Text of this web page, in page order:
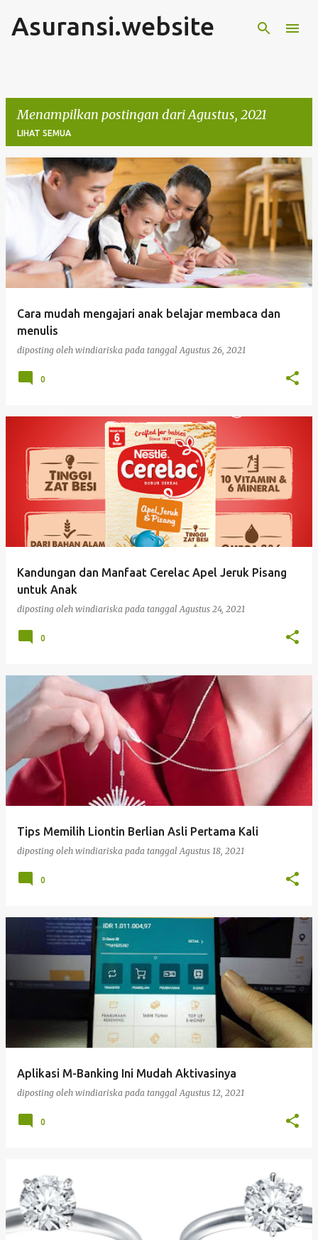
Langsung ke konten utama
Asuransi.website
Menampilkan postingan dari Agustus, 2021
LIHAT SEMUA
P
t
n
Cara mudah mengajari anak belajar membaca dan
menulis
diposting oleh windiariska pada tanggalAgustus 26, 2021
0
Kandungan dan Manfaat Cerelac Apel Jeruk Pisang
untuk Anak
diposting oleh windiariska pada tanggalAgustus 24, 2021
0
Tips Memilih Liontin Berlian Asli Pertama Kali
diposting oleh windiariska pada tanggalAgustus 18, 2021
0
Aplikasi M-Banking Ini Mudah Aktivasinya
diposting oleh windiariska pada tanggalAgustus 12, 2021
0